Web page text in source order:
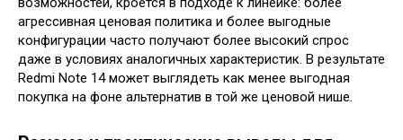
агрессивная ценовая политика и более выгодные
конфигурации часто получают более высокий спрос
даже в условиях аналогичных характеристик. В результате
Redmi Note 14 может выглядеть как менее выгодная
покупка на фоне альтернатив в той же ценовой нише.